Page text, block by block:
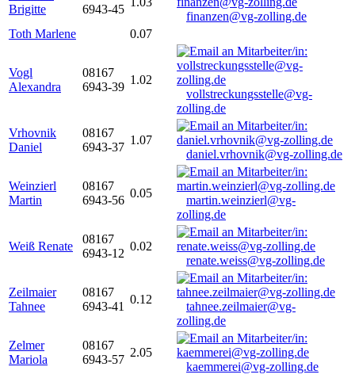
Brigitte
6943-45
finanzen@vg-zolling.de
Toth Marlene
0.07
Vogl
Alexandra
08167
6943-39
1.02
vollstreckungsstelle@vg-
zolling.de
Vrhovnik
Daniel
08167
6943-37
1.07
daniel.vrhovnik@vg-zolling.de
Weinzierl
Martin
08167
6943-56
0.05
martin.weinzierl@vg-
zolling.de
Weiß Renate
08167
6943-12
0.02
renate.weiss@vg-zolling.de
Zeilmaier
Tahnee
08167
6943-41
0.12
tahnee.zeilmaier@vg-
zolling.de
Zelmer
Mariola
08167
6943-57
2.05
kaemmerei@vg-zolling.de